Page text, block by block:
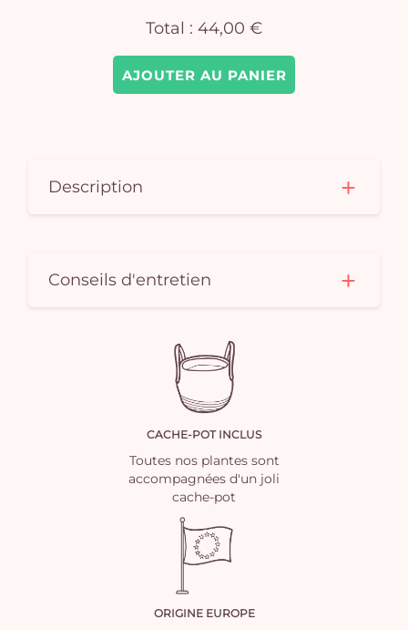
AJOUTER AU PANIER
Total : 44,00 €
Description
Conseils d'entretien
CACHE-POT INCLUS
Toutes nos plantes sont
accompagnées d'un joli
cache-pot
ORIGINE EUROPE